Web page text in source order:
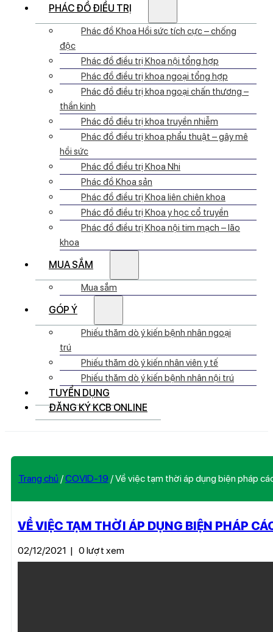
PHÁC ĐỒ ĐIỀU TRỊ
Phác đồ Khoa Hồi sức tích cực – chống
độc
Phác đồ điều trị Khoa nội tổng hợp
Phác đồ điều trị khoa ngoại tổng hợp
Phác đồ điều trị khoa ngoại chấn thương –
thần kinh
Phác đồ điều trị khoa truyền nhiễm
Phác đồ điều trị khoa phẩu thuật – gây mê
hồi sức
Phác đồ điều trị Khoa Nhi
Phác đồ Khoa sản
Phác đồ điều trị Khoa liên chiên khoa
Phác đồ điều trị Khoa y học cổ truyền
Phác đồ điều trị Khoa nội tim mạch – lão
khoa
MUA SẮM
Mua sắm
GÓP Ý
Phiếu thăm dò ý kiến bệnh nhân ngoại
trú
Phiếu thăm dò ý kiến nhân viên y tế
Phiếu thăm dò ý kiến bệnh nhân nội trú
TUYỂN DỤNG
ĐĂNG KÝ KCB ONLINE
Trang chủ /COVID-19 /Về việc tạm thời áp dụng biện pháp
VỀ VIỆC TẠM THỜI ÁP DỤNG BIỆN PHÁP
02/12/2021 | 0 lượt xem